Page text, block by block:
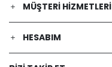
MÜŞTERI HIZMETLERI
HESABIM